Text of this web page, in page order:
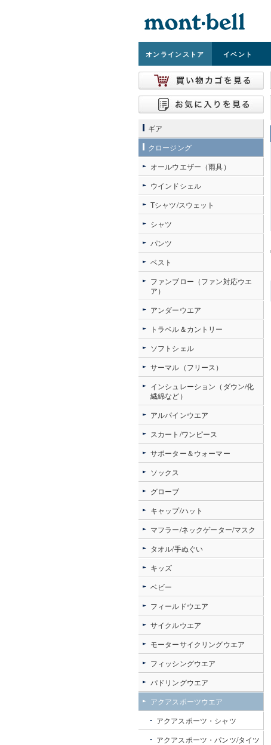
オンラインストア イベント
ギア
クロージング
オールウエザー（雨具）
ウインドシェル
Tシャツ/スウェット
シャツ
パンツ
ベスト
ファンブロー（ファン対応ウエ
ア）
アンダーウエア
トラベル＆カントリー
ソフトシェル
サーマル（フリース）
インシュレーション（ダウン/化
繊綿など）
アルパインウエア
スカート/ワンピース
サポーター＆ウォーマー
ソックス
グローブ
キャップ/ハット
マフラー/ネックゲーター/マスク
タオル/手ぬぐい
キッズ
ベビー
フィールドウエア
サイクルウエア
モーターサイクリングウエア
フィッシングウエア
パドリングウエア
アクアスポーツウエア
アクアスポーツ・シャツ
アクアスポーツ・パンツ/タイツ